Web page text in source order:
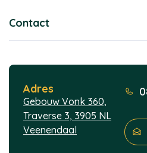
Contact
Adres
Gebouw Vonk 360,
Traverse 3, 3905 NL
Veenendaal